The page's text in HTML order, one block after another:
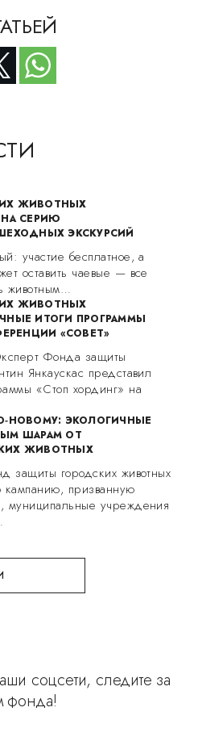
ЖИВОТНЫХ
СЕРИЮ
ЭКСКУРСИЙ
участие бесплатное, а
оставить чаевые — все
животным…
ЖИВОТНЫХ
ИТОГИ ПРОГРАММЫ
«СОВЕТ»
Фонда защиты
Янкаускас представил
«Стоп хординг» на
ЭКОЛОГИЧНЫЕ
ШАРАМ ОТ
ЖИВОТНЫХ
городских животных
кампанию, призванную
муниципальные учреждения
соцсети, следите за
фонда!